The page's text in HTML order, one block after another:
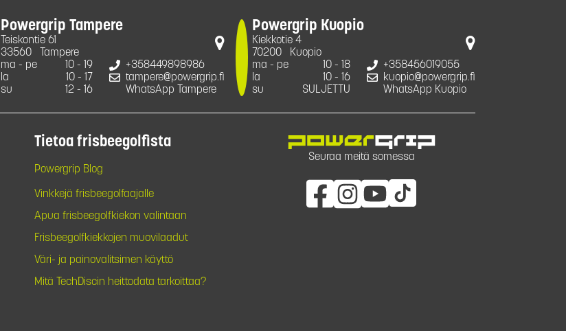
Powergrip Tampere
Teiskontie 61
33560
Tampere
ma - pe
10 - 19
la
10 - 17
su
12 - 16
+358449898986
tampere@powergrip.fi
WhatsApp Tampere
Powergrip Kuopio
Kiekkotie 4
70200
Kuopio
ma - pe
10 - 18
la
10 - 16
su
SULJETTU
+358456019055
kuopio@powergrip.fi
WhatsApp Kuopio
Tietoa frisbeegolfista
Powergrip Blog
Vinkkejä frisbeegolfaajalle
Apua frisbeegolfkiekon valintaan
Frisbeegolfkiekkojen muovilaadut
Väri- ja painovalitsimen käyttö
Mitä TechDiscin heittodata tarkoittaa?
Seuraa meitä somessa